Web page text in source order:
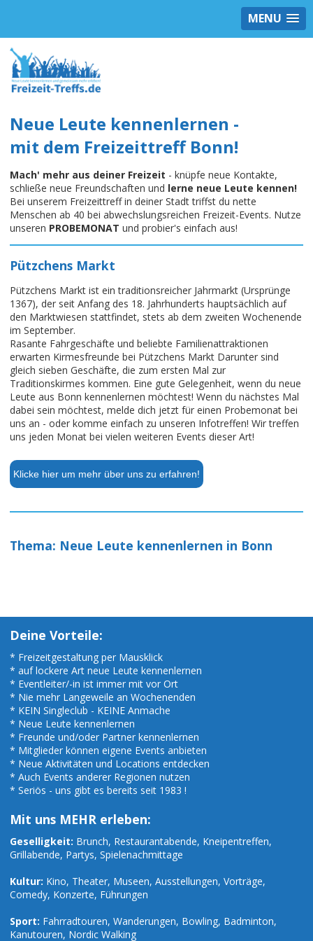
MENU
Neue Leute kennenlernen -
mit dem Freizeittreff Bonn!
Mach' mehr aus deiner Freizeit - knüpfe neue Kontakte,
schließe neue Freundschaften und lerne neue Leute kennen!
Bei unserem Freizeittreff in deiner Stadt triffst du nette
Menschen ab 40 bei abwechslungsreichen Freizeit-Events. Nutze
unseren PROBEMONAT und probier's einfach aus!
Pützchens Markt
Pützchens Markt ist ein traditionsreicher Jahrmarkt (Ursprünge
1367), der seit Anfang des 18. Jahrhunderts hauptsächlich auf
den Marktwiesen stattfindet, stets ab dem zweiten Wochenende
im September.
Rasante Fahrgeschäfte und beliebte Familienattraktionen
erwarten Kirmesfreunde bei Pützchens Markt Darunter sind
gleich sieben Geschäfte, die zum ersten Mal zur
Traditionskirmes kommen. Eine gute Gelegenheit, wenn du neue
Leute aus Bonn kennenlernen möchtest! Wenn du nächstes Mal
dabei sein möchtest, melde dich jetzt für einen Probemonat bei
uns an - oder komme einfach zu unseren Infotreffen! Wir treffen
uns jeden Monat bei vielen weiteren Events dieser Art!
Klicke hier um mehr über uns zu erfahren!
Thema: Neue Leute kennenlernen in Bonn
Deine Vorteile:
* Freizeitgestaltung per Mausklick
* auf lockere Art neue Leute kennenlernen
* Eventleiter/-in ist immer mit vor Ort
* Nie mehr Langeweile an Wochenenden
* KEIN Singleclub - KEINE Anmache
* Neue Leute kennenlernen
* Freunde und/oder Partner kennenlernen
* Mitglieder können eigene Events anbieten
* Neue Aktivitäten und Locations entdecken
* Auch Events anderer Regionen nutzen
* Seriös - uns gibt es bereits seit 1983 !
Mit uns MEHR erleben:
Geselligkeit: Brunch, Restaurantabende, Kneipentreffen,
Grillabende, Partys, Spielenachmittage
Kultur: Kino, Theater, Museen, Ausstellungen, Vorträge,
Comedy, Konzerte, Führungen
Sport: Fahrradtouren, Wanderungen, Bowling, Badminton,
Kanutouren, Nordic Walking